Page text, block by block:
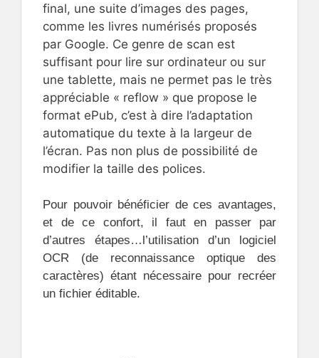
final, une suite d’images des pages,
comme les livres numérisés proposés
par Google. Ce genre de scan est
suffisant pour lire sur ordinateur ou sur
une tablette, mais ne permet pas le très
appréciable « reflow » que propose le
format ePub, c’est à dire l’adaptation
automatique du texte à la largeur de
l’écran. Pas non plus de possibilité de
modifier la taille des polices.
Pour pouvoir bénéficier de ces avantages,
et de ce confort, il faut en passer par
d’autres étapes…l’utilisation d’un logiciel
OCR (de reconnaissance optique des
caractères) étant nécessaire pour recréer
un fichier éditable.